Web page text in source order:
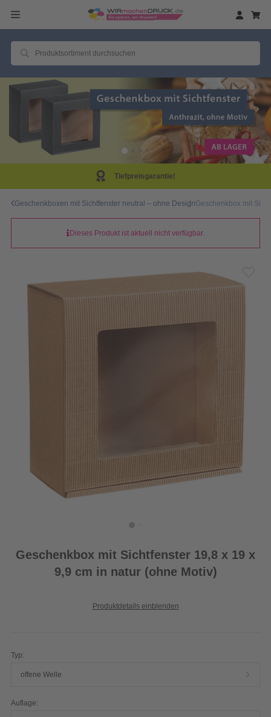
Tiefpreisgarantie!
Geschenkboxen mit Sichtfenster neutral – ohne DesignGeschenkbox mit
Dieses Produkt ist aktuell nicht verfügbar.
Geschenkbox mit Sichtfenster 19,8 x 19 x
9,9 cm in natur (ohne Motiv)
Produktdetails einblenden
Typ:
offene Welle
Auflage: